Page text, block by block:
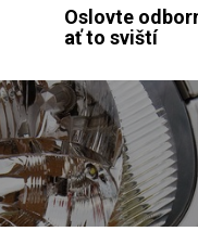
Oslovte
ať to sviští